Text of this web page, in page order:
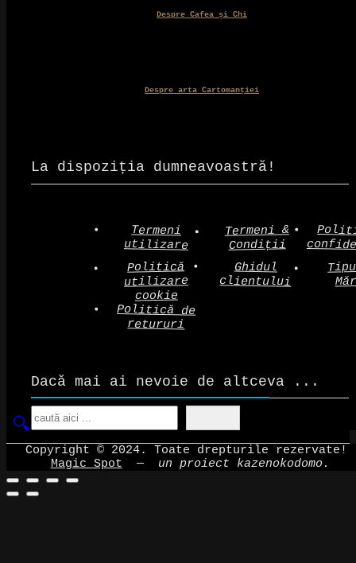
Despre Cafea și Chi
Despre arta Cartomanției
La dispoziția dumneavoastră!
Termeni
utilizare
Termeni &
Condiții
Politică
utilizare
cookie
Ghidul
clientului
Politică de
retururi
Dacă mai ai nevoie de altceva ...
Copyright © 2024. Toate drepturile rezervate!
Magic Spot — un proiect kazenokodomo.